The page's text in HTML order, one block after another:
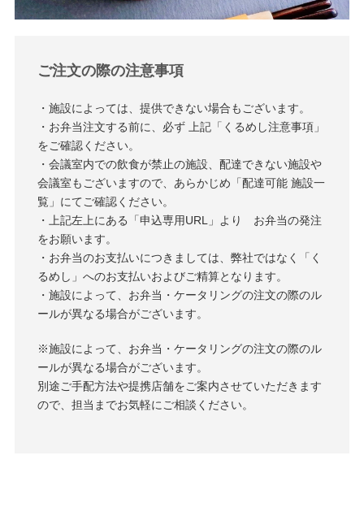
ご注文の際の注意事項
・施設によっては、提供できない場合もございます。
・お弁当注文する前に、必ず 上記「くるめし注意事項」
をご確認ください。
・会議室内での飲食が禁止の施設、配達できない施設や
会議室もございますので、あらかじめ「配達可能 施設一
覧」にてご確認ください。
・上記左上にある「申込専用URL」より お弁当の発注
をお願います。
・お弁当のお支払いにつきましては、弊社ではなく「く
るめし」へのお支払いおよびご精算となります。
・施設によって、お弁当・ケータリングの注文の際のル
ールが異なる場合がございます。
※施設によって、お弁当・ケータリングの注文の際のル
ールが異なる場合がございます。
別途ご手配方法や提携店舗をご案内させていただきます
ので、担当までお気軽にご相談ください。